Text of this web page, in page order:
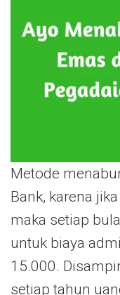
Metode
Bank, karena
maka setiap
untuk biaya
15.000.
setiap tahun